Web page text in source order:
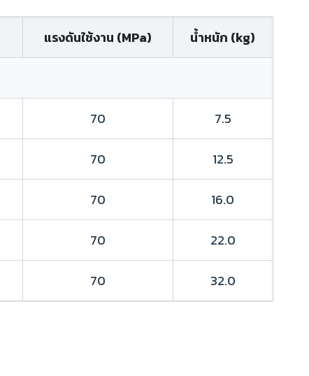
แรงดันใช้งาน (MPa) น้ำหนัก (kg)
70 7.5
70 12.5
70 16.0
70 22.0
70 32.0